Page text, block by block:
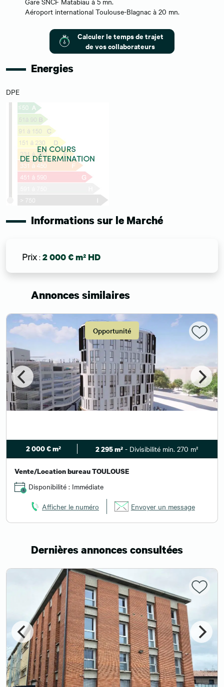
Aéroport international Toulouse-Blagnac à 20 mn.
Calculer le temps de trajet
de vos collaborateurs
Energies
DPE
Informations sur le Marché
Prix: 2 000 € m² HD
Annonces similaires
Opportunité
2 000 € m² 2 295 m²- Divisibilité min. 270 m²
Vente/Location bureau TOULOUSE
Disponibilité : Immédiate
Afficher le numéro Envoyer un message
Dernières annonces consultées